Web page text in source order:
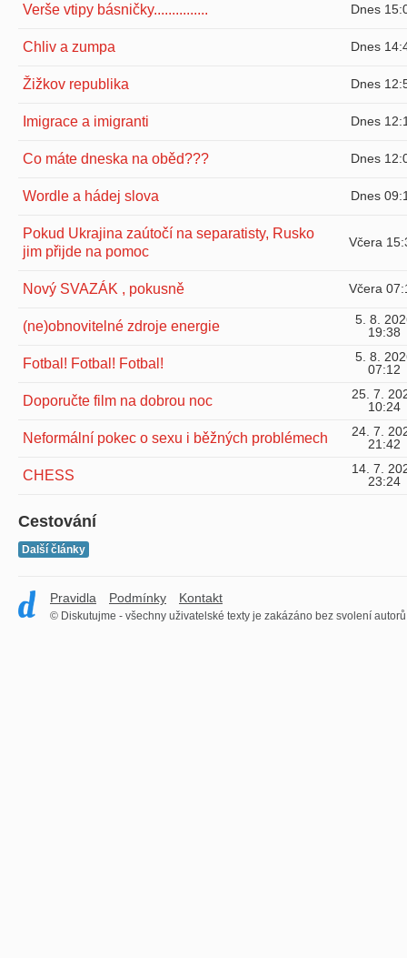
Verše vtipy básničky............... Dnes
Chliv a zumpa Dnes
Žižkov republika Dnes
Imigrace a imigranti Dnes
Co máte dneska na oběd??? Dnes
Wordle a hádej slova Dnes
Pokud Ukrajina zaútočí na separatisty, Rusko
jim přijde na pomoc
Včera
Nový SVAZÁK , pokusně Včera
(ne)obnovitelné zdroje energie
5. 8.
19:38
Fotbal! Fotbal! Fotbal!
5. 8.
07:12
Doporučte film na dobrou noc
25. 7.
10:24
Neformální pokec o sexu i běžných problémech
24. 7.
21:42
CHESS
14. 7.
23:24
Cestování
Další články
Pravidla Podmínky Kontakt
© Diskutujme - všechny uživatelské texty je zakázáno bez svolení